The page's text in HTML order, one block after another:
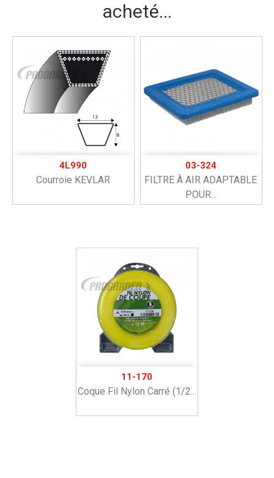
acheté...
4L990
Courroie KEVLAR
03-324
FILTRE À AIR ADAPTABLE
POUR...
11-170
Coque Fil Nylon Carré (1/2...